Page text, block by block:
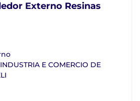
Externo Resinas
E COMERCIO DE